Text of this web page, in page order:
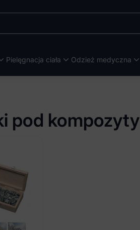
Pielęgnacja ciała Odzież medyczna
pod kompozyty